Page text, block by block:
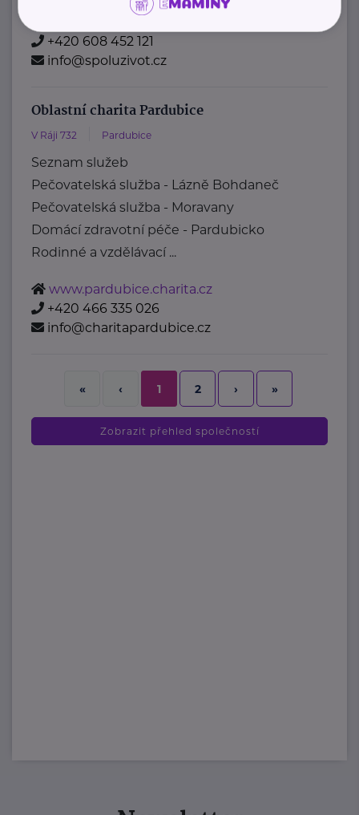
+420 608 452 121
info@spoluzivot.cz
Oblastní charita Pardubice
V Ráji 732 Pardubice
Seznam služeb
Pečovatelská služba - Lázně Bohdaneč
Pečovatelská služba - Moravany
Domácí zdravotní péče - Pardubicko
Rodinné a vzdělávací ...
www.pardubice.charita.cz
+420 466 335 026
info@charitapardubice.cz
« ‹ 1 2 › »
Zobrazit přehled společností